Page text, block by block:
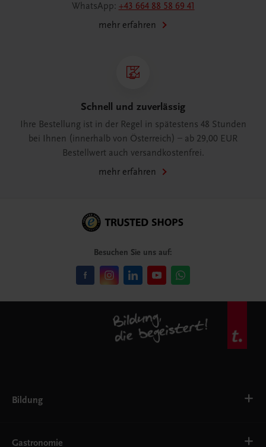
WhatsApp: +43 664 88 58 69 41
mehr erfahren
Schnell und zuverlässig
Ihre Bestellung ist in der Regel in spätestens 48 Stunden
bei Ihnen (innerhalb von Österreich) – ab 29,00 EUR
Bestellwert auch versandkostenfrei.
mehr erfahren
Besuchen Sie uns auf:
Bildung
Ernährung
Gastronomie